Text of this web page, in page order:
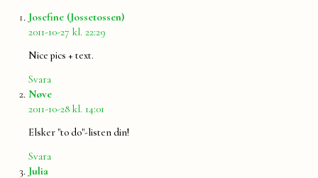
Josefine (Jossetossen)säger:
2011-10-27 kl. 22:29
Nice pics + text.
Svara
Nøvesäger:
2011-10-28 kl. 14:01
Elsker "to do"-listen din!
Svara
Julia